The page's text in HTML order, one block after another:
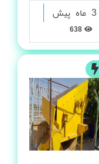
3 ماه پیش